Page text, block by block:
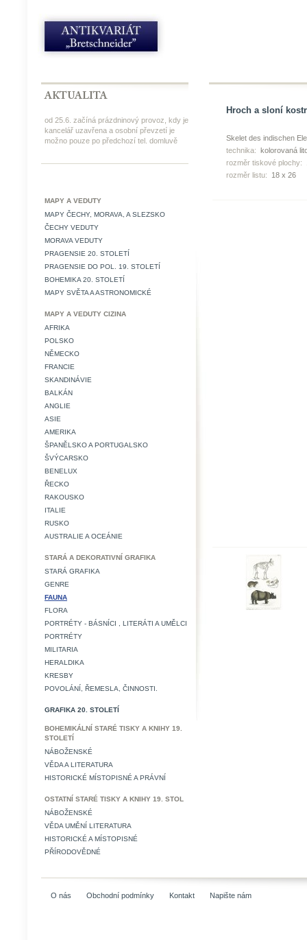
od 25.6. začíná prázdninový provoz, kdy je
kancelář uzavřena a osobní převzetí je
možno pouze po předchozí tel. domluvě
MAPY A VEDUTY
MAPY ČECHY, MORAVA, A SLEZSKO
ČECHY VEDUTY
MORAVA VEDUTY
PRAGENSIE 20. STOLETÍ
PRAGENSIE DO POL. 19. STOLETÍ
BOHEMIKA 20. STOLETÍ
MAPY SVĚTA A ASTRONOMICKÉ
MAPY A VEDUTY CIZINA
AFRIKA
POLSKO
NĚMECKO
FRANCIE
SKANDINÁVIE
BALKÁN
ANGLIE
ASIE
AMERIKA
ŠPANĚLSKO A PORTUGALSKO
ŠVÝCARSKO
BENELUX
ŘECKO
RAKOUSKO
ITALIE
RUSKO
AUSTRALIE A OCEÁNIE
STARÁ A DEKORATIVNÍ GRAFIKA
STARÁ GRAFIKA
GENRE
FAUNA
FLORA
PORTRÉTY - BÁSNÍCI , LITERÁTI A UMĚLCI
PORTRÉTY
MILITARIA
HERALDIKA
KRESBY
POVOLÁNÍ, ŘEMESLA, ČINNOSTI.
GRAFIKA 20. STOLETÍ
BOHEMIKÁLNÍ STARÉ TISKY A KNIHY 19.
STOLETÍ
NÁBOŽENSKÉ
VĚDA A LITERATURA
HISTORICKÉ MÍSTOPISNÉ A PRÁVNÍ
OSTATNÍ STARÉ TISKY A KNIHY 19. STOL
NÁBOŽENSKÉ
VĚDA UMĚNÍ LITERATURA
HISTORICKÉ A MÍSTOPISNÉ
PŘÍRODOVĚDNÉ
Hroch a sloní
Skelet des indischen
technika: kolorovaná
rozměr tiskové plochy:
rozměr listu:
18 x 26
O nás Obchodní podmínky Kontakt Napište nám